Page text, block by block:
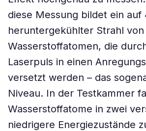
diese Messung bildet ein auf
heruntergekühlter Strahl von
Wasserstoffatomen, die
Laserpuls in einen
versetzt werden – das
Niveau. In der Testkammer
Wasserstoffatome in zwei
niedrigere Energiezustände